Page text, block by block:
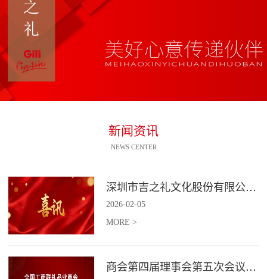
新闻资讯
NEWS CENTER
深圳市吉之礼文化股份有限公司荣获“国家高新技术企业”认定
2026-02-05
MORE >
商会第四届理事会第五次会议召开